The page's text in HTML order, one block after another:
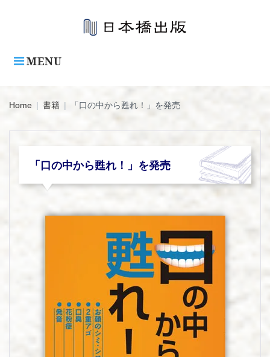
MENU
Home | 書籍 | 「口の中から甦れ！」を発売
「口の中から甦れ！」を発売